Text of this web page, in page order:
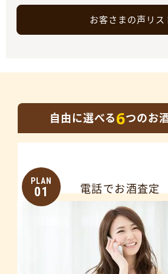
お客さまの声リス
自由に選べる6つのお
PLAN
01 電話でお酒査定